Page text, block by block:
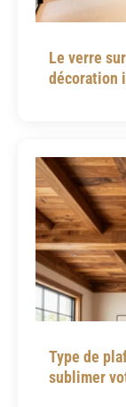
Le verre
décoration
Type de
sublimer